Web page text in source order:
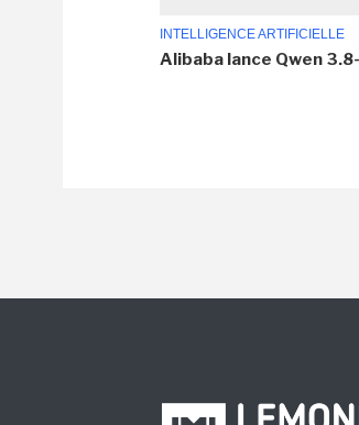
INTELLIGENCE ARTIFICIELLE
Alibaba lance Qwen